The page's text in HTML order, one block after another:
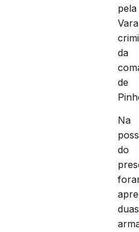
pela
Vara
da
de
Na
do
duas